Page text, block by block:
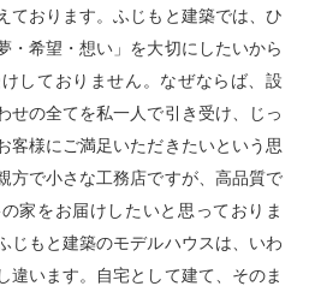
ております。ふじもと建築では、ひ
・希望・想い」を大切にしたいから
しておりません。なぜならば、設
せの全てを私一人で引き受け、じっ
客様にご満足いただきたいという思
方で小さな工務店ですが、高品質で
家をお届けしたいと思っておりま
じもと建築のモデルハウスは、いわ
違います。自宅として建て、そのま